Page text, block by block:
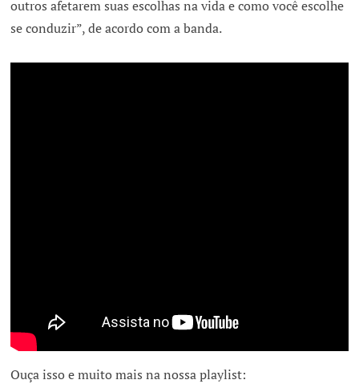
outros afetarem suas escolhas na vida e como você escolhe
se conduzir”, de acordo com a banda.
Ouça isso e muito mais na nossa playlist: